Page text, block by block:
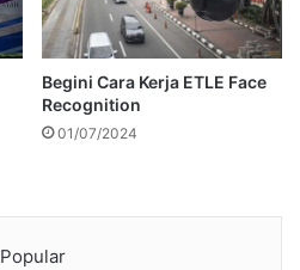
Begini Cara Kerja ETLE Face
Recognition
01/07/2024
Popular